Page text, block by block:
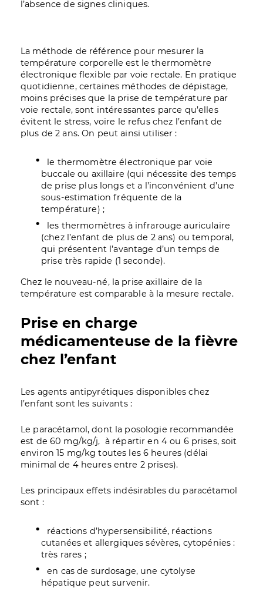
l’absence de signes cliniques.
La méthode de référence pour mesurer la
température corporelle est le thermomètre
électronique flexible par voie rectale. En pratique
quotidienne, certaines méthodes de dépistage,
moins précises que la prise de température par
voie rectale, sont intéressantes parce qu’elles
évitent le stress, voire le refus chez l’enfant de
plus de 2 ans. On peut ainsi utiliser :
le thermomètre électronique par voie
buccale ou axillaire (qui nécessite des temps
de prise plus longs et a l’inconvénient d’une
sous-estimation fréquente de la
température) ;
les thermomètres à infrarouge auriculaire
(chez l’enfant de plus de 2 ans) ou temporal,
qui présentent l’avantage d’un temps de
prise très rapide (1 seconde).
Chez le nouveau-né, la prise axillaire de la
température est comparable à la mesure rectale.
Prise en charge
médicamenteuse de la fièvre
chez l’enfant
Les agents antipyrétiques disponibles chez
l’enfant sont les suivants :
Le paracétamol, dont la posologie recommandée
est de 60 mg/kg/j, à répartir en 4 ou 6 prises, soit
environ 15 mg/kg toutes les 6 heures (délai
minimal de 4 heures entre 2 prises).
Les principaux effets indésirables du paracétamol
sont :
réactions d’hypersensibilité, réactions
cutanées et allergiques sévères, cytopénies :
très rares ;
en cas de surdosage, une cytolyse
hépatique peut survenir.